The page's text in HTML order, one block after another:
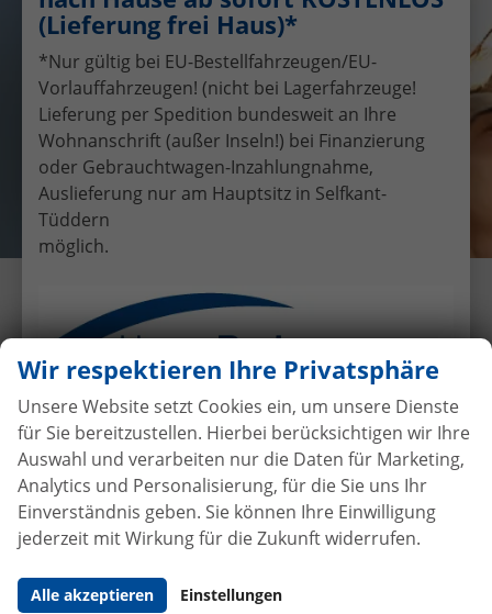
Übergabe eines EU-
Neufahrzeuges Ford Kuga an
Familie Heynen
12.8.2017 • Auslieferungen
Wir respektieren Ihre Privatsphäre
Unsere Website setzt Cookies ein, um unsere Dienste
für Sie bereitzustellen. Hierbei berücksichtigen wir Ihre
Auswahl und verarbeiten nur die Daten für Marketing,
Analytics und Personalisierung, für die Sie uns Ihr
Einverständnis geben. Sie können Ihre Einwilligung
jederzeit mit Wirkung für die Zukunft widerrufen.
Alle akzeptieren Einstellungen
(Lieferung frei Haus)*
*Nur gültig bei EU-Bestellfahrzeugen/EU-
Vorlauffahrzeugen! (nicht bei Lagerfahrzeuge!
Lieferung per Spedition bundesweit an Ihre
Wohnanschrift (außer Inseln!) bei Finanzierung
oder Gebrauchtwagen-Inzahlungnahme,
Auslieferung nur am Hauptsitz in Selfkant-
Tüddern
möglich.
Autokaufohne Anzahlungbei
Vertragsabschluss
Beim Automobilhandel von der Forst genießen Sie
maximale Sicherheit und Transparenz. Bei uns